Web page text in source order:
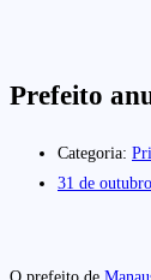
Prefeito
Categoria:
31 de